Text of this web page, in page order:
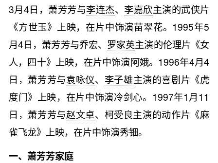
3月4日，萧芳芳与李连杰、 李嘉欣主演的武侠片
《方世玉》上映，在片中饰演苗翠花。1995年5
月4日，萧芳芳与乔宏、 罗家英主演的伦理片《女
人，四十》上映，在片中饰演阿娥。1996年4月4
日，萧芳芳与袁咏仪、 李子雄主演的喜剧片《虎
度门》上映，在片中饰演冷剑心。1997年1月11
日，萧芳芳与赵文卓、柯受良主演的动作片《麻
雀飞龙》上映，在片中饰演秀钿。
一、萧芳芳家庭